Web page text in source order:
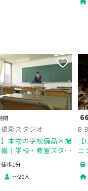
間
影スタジオ
本物の学校備品×撮
｜学校・教室スタジ
歩1分
〜20人
ニ